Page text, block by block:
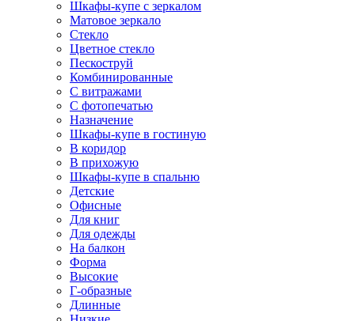
Шкафы-купе с зеркалом
Матовое зеркало
Стекло
Цветное стекло
Пескоструй
Комбинированные
С витражами
С фотопечатью
Назначение
Шкафы-купе в гостиную
В коридор
В прихожую
Шкафы-купе в спальню
Детские
Офисные
Для книг
Для одежды
На балкон
Форма
Высокие
Г-образные
Длинные